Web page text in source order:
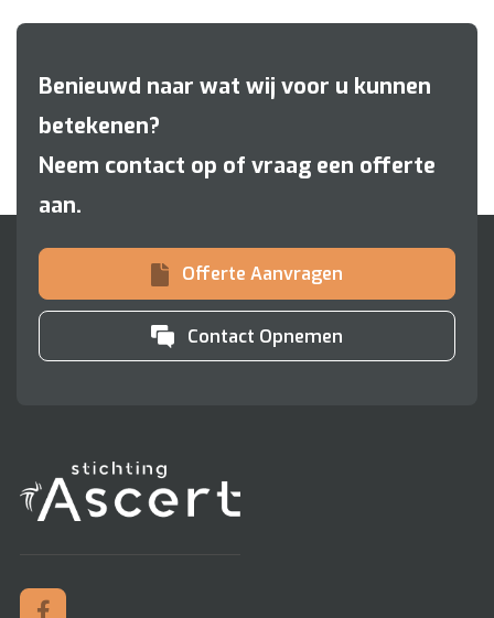
Benieuwd naar wat wij voor u kunnen
betekenen?
Neem contact op of vraag een offerte
aan.
Offerte Aanvragen
Contact Opnemen